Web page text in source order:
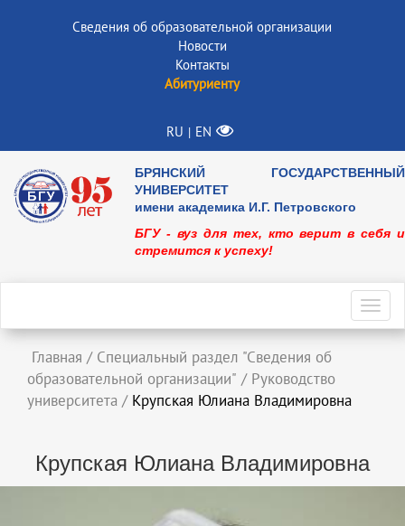
Сведения об образовательной организации
Новости
Контакты
Абитуриенту
RU | EN
БРЯНСКИЙ ГОСУДАРСТВЕННЫЙ
УНИВЕРСИТЕТ
имени академика И.Г. Петровского
БГУ - вуз для тех, кто верит в себя и
стремится к успеху!
Главная / Специальный раздел "Сведения об
образовательной организации" / Руководство
университета / Крупская Юлиана Владимировна
Крупская Юлиана Владимировна